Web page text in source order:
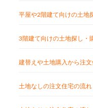
平屋や2階建て向けの土地
3階建て向けの土地探し・
建替えや土地購入から注
土地なしの注文住宅の流